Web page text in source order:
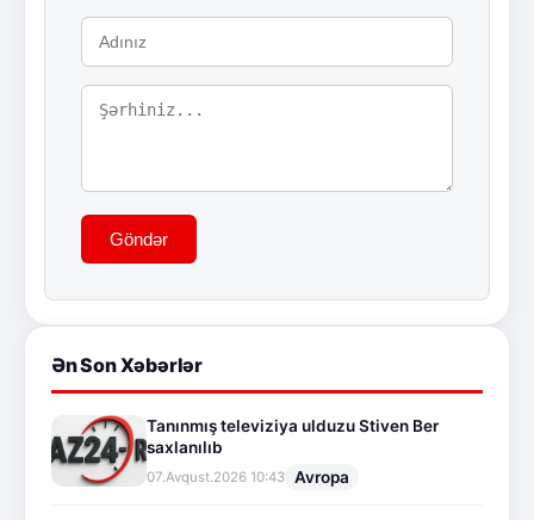
Göndər
Ən Son Xəbərlər
Tanınmış televiziya ulduzu Stiven Ber
saxlanılıb
07.Avqust.2026 10:43 Avropa